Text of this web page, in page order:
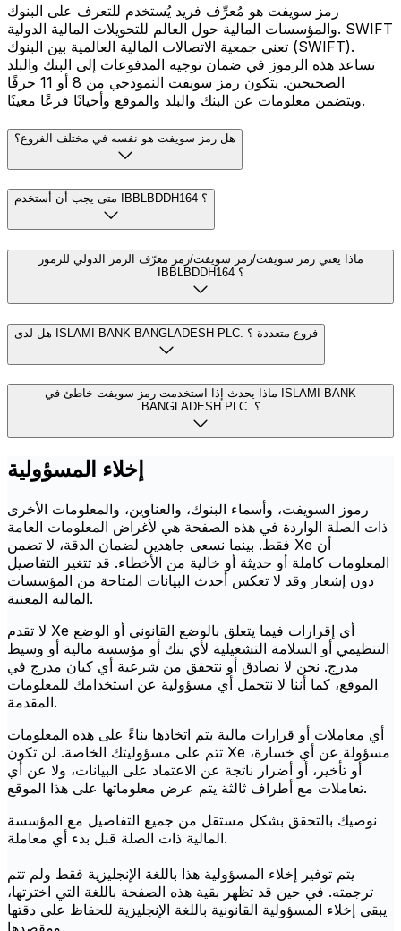
رمز سويفت هو مُعرِّف فريد يُستخدم للتعرف على البنوك
والمؤسسات المالية حول العالم للتحويلات المالية الدولية. SWIFT
تعني جمعية الاتصالات المالية العالمية بين البنوك (SWIFT).
تساعد هذه الرموز في ضمان توجيه المدفوعات إلى البنك والبلد
الصحيحين. يتكون رمز سويفت النموذجي من 8 أو 11 حرفًا
ويتضمن معلومات عن البنك والبلد والموقع وأحيانًا فرعًا معينًا.
هل رمز سويفت هو نفسه في مختلف الفروع؟
متى يجب أن أستخدم IBBLBDDH164 ؟
ماذا يعني رمز سويفت/رمز سويفت/رمز معرّف الرمز الدولي للرموز
IBBLBDDH164 ؟
هل لدى ISLAMI BANK BANGLADESH PLC. فروع متعددة ؟
ماذا يحدث إذا استخدمت رمز سويفت خاطئ في ISLAMI BANK
BANGLADESH PLC. ؟
إخلاء المسؤولية
رموز السويفت، وأسماء البنوك، والعناوين، والمعلومات الأخرى
ذات الصلة الواردة في هذه الصفحة هي لأغراض المعلومات العامة
فقط. بينما نسعى جاهدين لضمان الدقة، لا تضمن Xe أن
المعلومات كاملة أو حديثة أو خالية من الأخطاء. قد تتغير التفاصيل
دون إشعار وقد لا تعكس أحدث البيانات المتاحة من المؤسسات
المالية المعنية.
لا تقدم Xe أي إقرارات فيما يتعلق بالوضع القانوني أو الوضع
التنظيمي أو السلامة التشغيلية لأي بنك أو مؤسسة مالية أو وسيط
مدرج. نحن لا نصادق أو نتحقق من شرعية أي كيان مدرج في
الموقع، كما أننا لا نتحمل أي مسؤولية عن استخدامك للمعلومات
المقدمة.
أي معاملات أو قرارات مالية يتم اتخاذها بناءً على هذه المعلومات
تتم على مسؤوليتك الخاصة. لن تكون Xe مسؤولة عن أي خسارة،
أو تأخير، أو أضرار ناتجة عن الاعتماد على البيانات، ولا عن أي
تعاملات مع أطراف ثالثة يتم عرض معلوماتها على هذا الموقع.
نوصيك بالتحقق بشكل مستقل من جميع التفاصيل مع المؤسسة
المالية ذات الصلة قبل بدء أي معاملة.
يتم توفير إخلاء المسؤولية هذا باللغة الإنجليزية فقط ولم تتم
ترجمته. في حين قد تظهر بقية هذه الصفحة باللغة التي اخترتها،
يبقى إخلاء المسؤولية القانونية باللغة الإنجليزية للحفاظ على دقتها